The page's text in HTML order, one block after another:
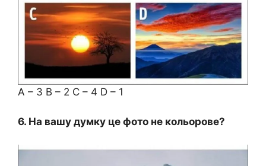
A – 3 B – 2 C – 4 D – 1
6. На вашу думку це фото не кольорове?